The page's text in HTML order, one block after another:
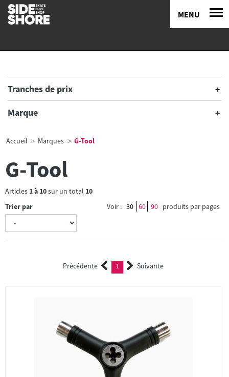
MENU
Tranches de prix
Marque
Accueil Marques G-Tool
G-Tool
Articles 1à 10sur un total 10
Trier par
Voir : 30 60 90 produits par pages
Précédente 1 (current)Suivante